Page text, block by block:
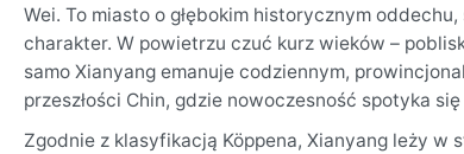
Wei. To miasto o głębokim historycznym
charakter. W powietrzu czuć kurz wieków –
samo Xianyang emanuje codziennym,
przeszłości Chin, gdzie nowoczesność spotyka
Zgodnie z klasyfikacją Köppena, Xianyang leży w